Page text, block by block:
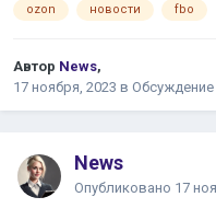
ozon новости fbo
Автор News,
17 ноября, 2023 в Обсуждение
News
Опубликовано 17